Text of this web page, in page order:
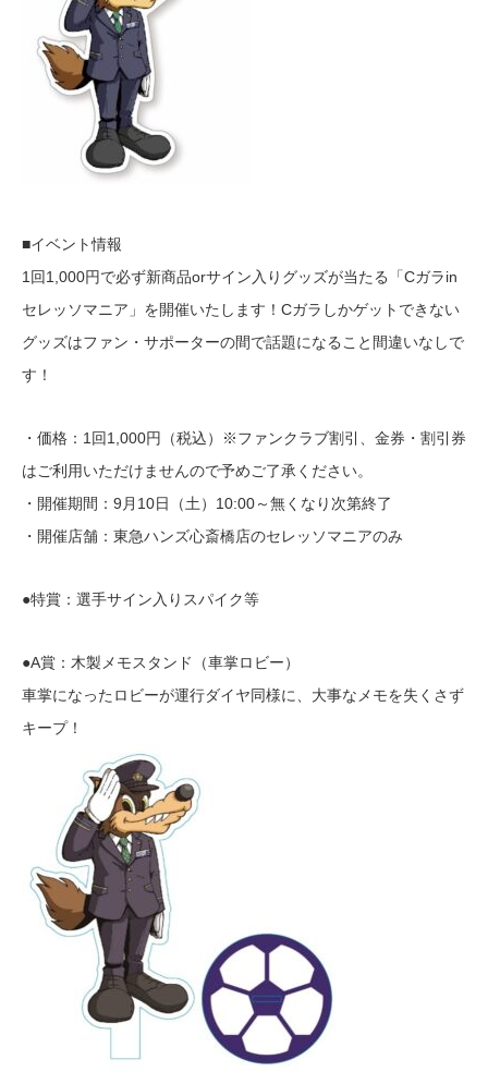
■イベント情報
1回1,000円で必ず新商品orサイン入りグッズが当たる「Cガラin
セレッソマニア」を開催いたします！Cガラしかゲットできない
グッズはファン・サポーターの間で話題になること間違いなしで
す！
・価格：1回1,000円（税込）※ファンクラブ割引、金券・割引券
はご利用いただけませんので予めご了承ください。
・開催期間：9月10日（土）10:00～無くなり次第終了
・開催店舗：東急ハンズ心斎橋店のセレッソマニアのみ
●特賞：選手サイン入りスパイク等
●A賞：木製メモスタンド（車掌ロビー）
車掌になったロビーが運行ダイヤ同様に、大事なメモを失くさず
キープ！